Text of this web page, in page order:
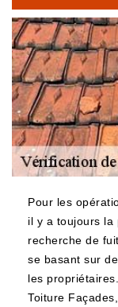
Pour les
il y a toujours la
recherche de
se basant sur
les
Toiture